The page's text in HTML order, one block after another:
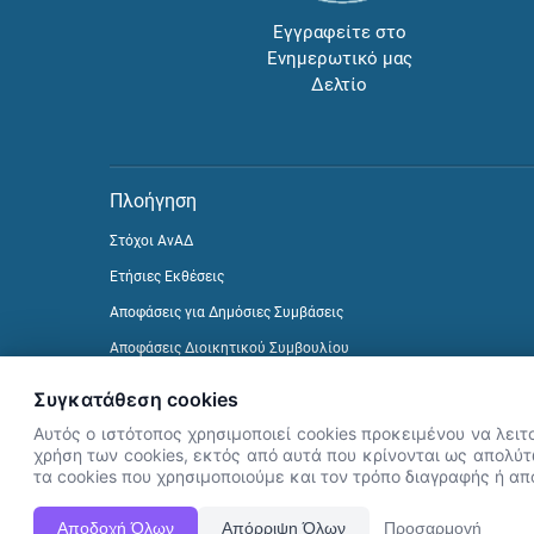
Εγγραφείτε στο
Ενημερωτικό μας
Δελτίο
Πλοήγηση
Στόχοι ΑνΑΔ
Ετήσιες Εκθέσεις
Αποφάσεις για Δημόσιες Συμβάσεις
Αποφάσεις Διοικητικού Συμβουλίου
Συγκατάθεση cookies
Αυτός ο ιστότοπος χρησιμοποιεί cookies προκειμένου να
χρήση των cookies, εκτός από αυτά που κρίνονται ως
τα cookies που χρησιμοποιούμε και τον τρόπο διαγραφής ή
Αποδοχή Όλων Απόρριψη Όλων Προσαρμογή